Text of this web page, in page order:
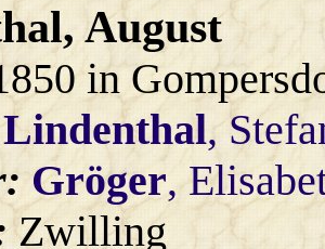
, August
in
Lindenthal,
Gröger,
Zwilling